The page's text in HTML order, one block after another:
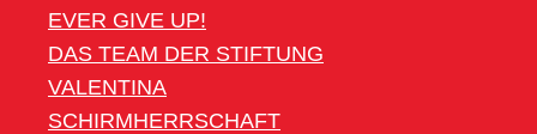
EVER GIVE UP!
DAS TEAM DER STIFTUNG
VALENTINA
SCHIRMHERRSCHAFT